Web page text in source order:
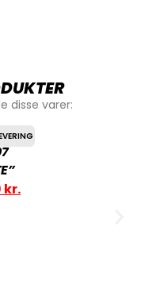
disse varer:
kr.